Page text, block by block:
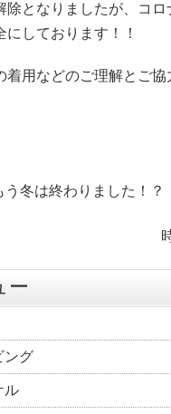
除となりましたが、コ
にしております！！
着用などのご理解とご
冬は終わりました！？
ー
ング
ル